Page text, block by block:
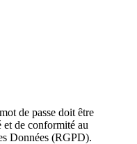
de passe doit être
et de conformité au
Données (RGPD).